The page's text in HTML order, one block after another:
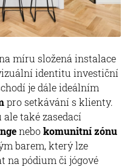
míru složená instalace
identitu investiční
je dále ideálním
pro setkávání s klienty.
také zasedací
nebokomunitní zónu
barem, který lze
na pódium či jógové